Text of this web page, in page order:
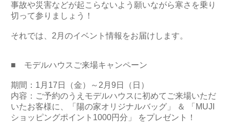
事故や災害などが起こらないよう願いながら寒さを乗り
切って参りましょう！
それでは、2月のイベント情報をお届けします。
■ モデルハウスご来場キャンペーン
期間：1月17日（金）～2月9日（日）
内容：ご予約のうえモデルハウスに初めてご来場いただ
いたお客様に、「陽の家オリジナルバッグ」 ＆ 「MUJI
ショッピングポイント1000円分」 をプレゼント！